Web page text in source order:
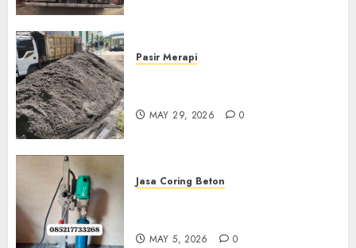
Pasir Merapi
MAY 29, 2026 0
Jasa Coring Beton
MAY 5, 2026 0